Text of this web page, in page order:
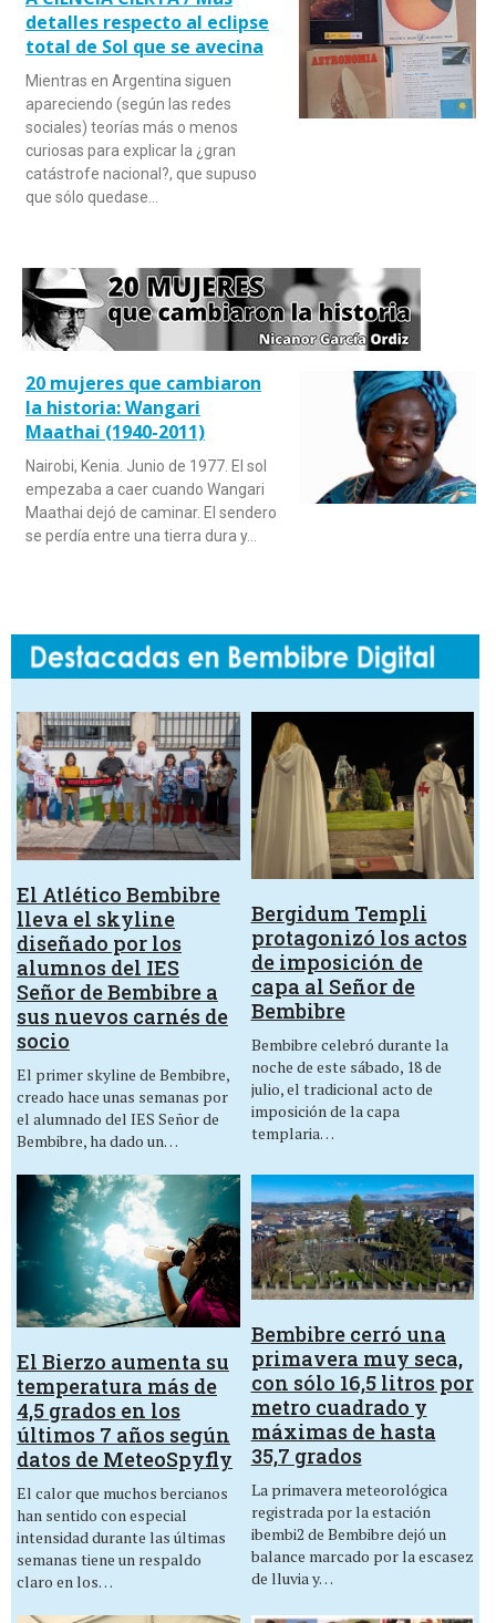
detalles respecto al eclipse
total de Sol que se avecina
Mientras en Argentina siguen
apareciendo (según las redes
sociales) teorías más o menos
curiosas para explicar la ¿gran
catástrofe nacional?, que supuso
que sólo quedase…
20 mujeres que cambiaron
la historia: Wangari
Maathai (1940-2011)
Nairobi, Kenia. Junio de 1977. El sol
empezaba a caer cuando Wangari
Maathai dejó de caminar. El sendero
se perdía entre una tierra dura y…
El Atlético Bembibre
lleva el skyline
diseñado por los
alumnos del IES
Señor de Bembibre a
sus nuevos carnés de
socio
El primer skyline de Bembibre,
creado hace unas semanas por
el alumnado del IES Señor de
Bembibre, ha dado un…
Bergidum Templi
protagonizó los actos
de imposición de
capa al Señor de
Bembibre
Bembibre celebró durante la
noche de este sábado, 18 de
julio, el tradicional acto de
imposición de la capa
templaria…
El Bierzo aumenta su
temperatura más de
4,5 grados en los
últimos 7 años según
datos de MeteoSpyfly
El calor que muchos bercianos
han sentido con especial
intensidad durante las últimas
semanas tiene un respaldo
claro en los…
Bembibre cerró una
primavera muy seca,
con sólo 16,5 litros por
metro cuadrado y
máximas de hasta
35,7 grados
La primavera meteorológica
registrada por la estación
ibembi2 de Bembibre dejó un
balance marcado por la escasez
de lluvia y…